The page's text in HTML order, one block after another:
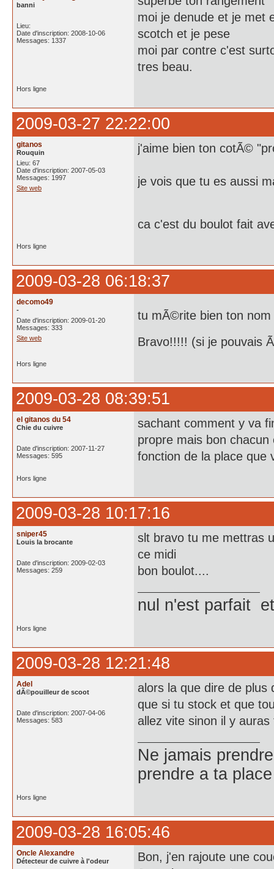
banni
Lieu:
Date d'inscription: 2008-10-06
Messages: 1337
moi je denude et je met
scotch et je pese
moi par contre c'est
tres beau.
Hors ligne
2009-03-27 22:22:00
gitanos
Rouquin
Lieu: 67
Date d'inscription: 2007-05-03
Messages: 1997
Site web
j'aime bien ton cotÃ©
je vois que tu es aussi
ca c'est du boulot fait
Hors ligne
2009-03-28 06:18:37
decomo49
-
Date d'inscription: 2009-01-20
Messages: 333
Site web
tu mÃ©rite bien ton
Bravo!!!!! (si je pouvais
Hors ligne
2009-03-28 08:39:51
el gitanos du 54
Chie du cuivre
Date d'inscription: 2007-11-27
Messages: 595
sachant comment y va
propre mais bon
fonction de la place que
Hors ligne
2009-03-28 10:17:16
sniper45
Louis la brocante
Date d'inscription: 2009-02-03
Messages: 259
slt bravo tu me mettras
ce midi
bon boulot....
nul n'est parfait
Hors ligne
2009-03-28 12:21:48
Adel
dÃ©pouilleur de scoot
Date d'inscription: 2007-04-06
Messages: 583
alors la que dire de plus
que si tu stock et que
allez vite sinon il y
Ne jamais
prendre a ta
Hors ligne
2009-03-28 16:05:46
Oncle Alexandre
Détecteur de cuivre à l'odeur
Bon, j'en rajoute une